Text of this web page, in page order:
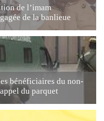
de l’imam
de la banlieue
bénéficiaires du non-
du parquet